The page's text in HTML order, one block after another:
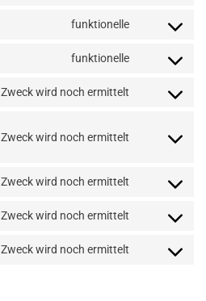
cookie-
funktionelle
Consent
service
funktionelle
Consent
service
Zweck wird noch ermittelt
Consent
Zweck wird noch ermittelt
Consent
google-
Zweck wird noch ermittelt
Consent
service
Zweck wird noch ermittelt
Consent
service
Zweck wird noch ermittelt
Consent